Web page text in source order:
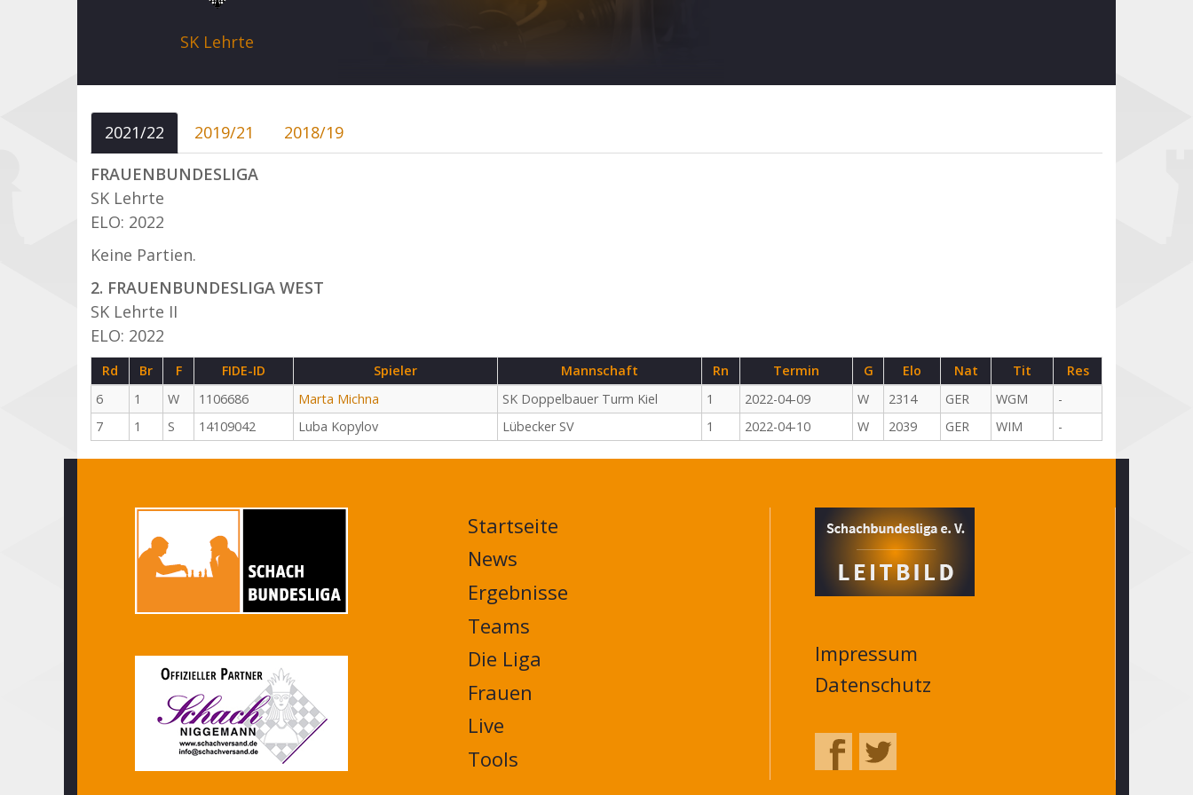
SK Lehrte
2021/22 2019/21
2018/19
FRAUENBUNDESLIGA
SK Lehrte
ELO: 2022
Keine Partien.
2. FRAUENBUNDESLIGA WEST
SK Lehrte II
ELO: 2022
Rd Br F FIDE-ID Spieler Mannschaft Rn Termin G Elo Nat Tit
Res
6
1 W 1106686 Marta Michna SK Doppelbauer Turm Kiel 1 2022-04-09 W 2314 GER WGM
-
7
1 S 14109042 Luba Kopylov Lübecker SV 1 2022-04-10 W 2039 GER WIM -
MAIN
NAVIGATION
FOOTER
Startseite
News
Ergebnisse
Teams
Die Liga
Frauen
Live
Tools
Impressum
Datenschutz